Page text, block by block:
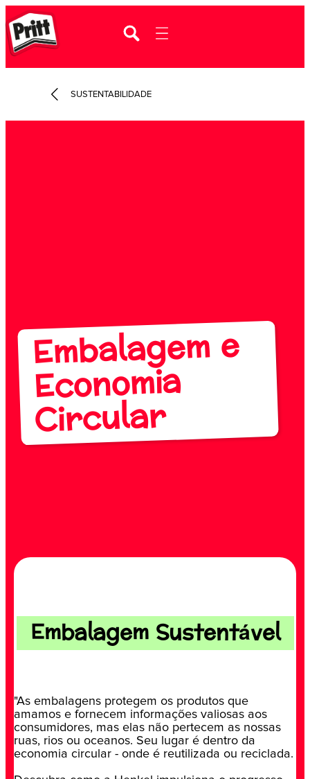
SUSTENTABILIDADE
Embalagem e
Economia
Circular
Embalagem Sustentável
"As embalagens protegem os produtos que
amamos e fornecem informações valiosas aos
consumidores, mas elas não pertecem as nossas
ruas, rios ou oceanos. Seu lugar é dentro da
economia circular - onde é reutilizada ou reciclada.